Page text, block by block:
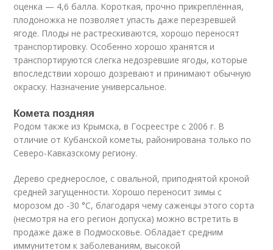
оценка — 4,6 балла. Короткая, прочно прикреплённая,
плодоножка не позволяет упасть даже перезревшей
ягоде. Плоды не растрескиваются, хорошо переносят
транспортировку. Особенно хорошо хранятся и
транспортируются слегка недозревшие ягоды, которые
впоследствии хорошо дозревают и принимают обычную
окраску. Назначение универсальное.
Комета поздняя
Родом также из Крымска, в Госреестре с 2006 г. В
отличие от Кубанской кометы, районирована только по
Северо-Кавказскому региону.
Дерево среднерослое, с овальной, приподнятой кроной
средней загущенности. Хорошо переносит зимы с
морозом до -30 °C, благодаря чему саженцы этого сорта
(несмотря на его регион допуска) можно встретить в
продаже даже в Подмосковье. Обладает средним
иммунитетом к заболеваниям, высокой